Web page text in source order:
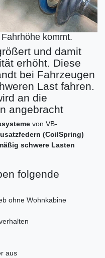
kommt.
und damit
erhöht. Diese
bei Fahrzeugen
Last fahren.
an die
angebracht
von VB-
(CoilSpring)
schwere Lasten
folgende
ohne Wohnkabine
aus